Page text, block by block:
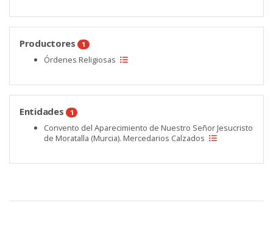
Productores 1
Órdenes Religiosas
Entidades 1
Convento del Aparecimiento de Nuestro Señor Jesucristo
de Moratalla (Murcia). Mercedarios Calzados